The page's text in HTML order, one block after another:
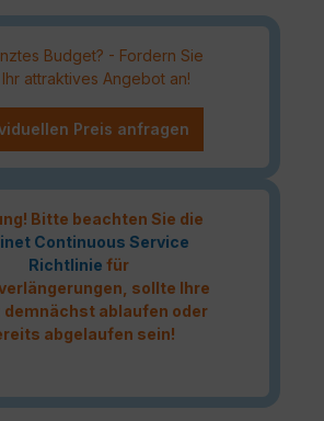
Budget? - Fordern Sie
attraktives Angebot an!
Preis anfragen
Bitte beachten Sie die
Continuous Service
Richtlinie für
sollte Ihre
demnächst ablaufen oder
abgelaufen sein!